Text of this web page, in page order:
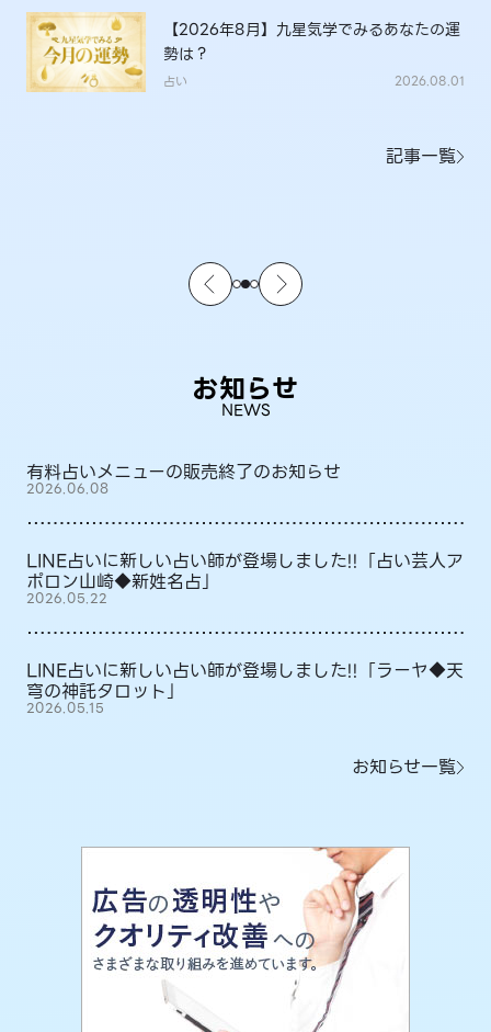
【2026年8月】九星気学でみるあなたの運
勢は？
占い 2026.08.01
記事一覧
お知らせ
NEWS
有料占いメニューの販売終了のお知らせ
2026.06.08
LINE占いに新しい占い師が登場しました!!「占い芸人ア
ポロン山崎◆新姓名占」
2026.05.22
LINE占いに新しい占い師が登場しました!!「ラーヤ◆天
穹の神託タロット」
2026.05.15
お知らせ一覧